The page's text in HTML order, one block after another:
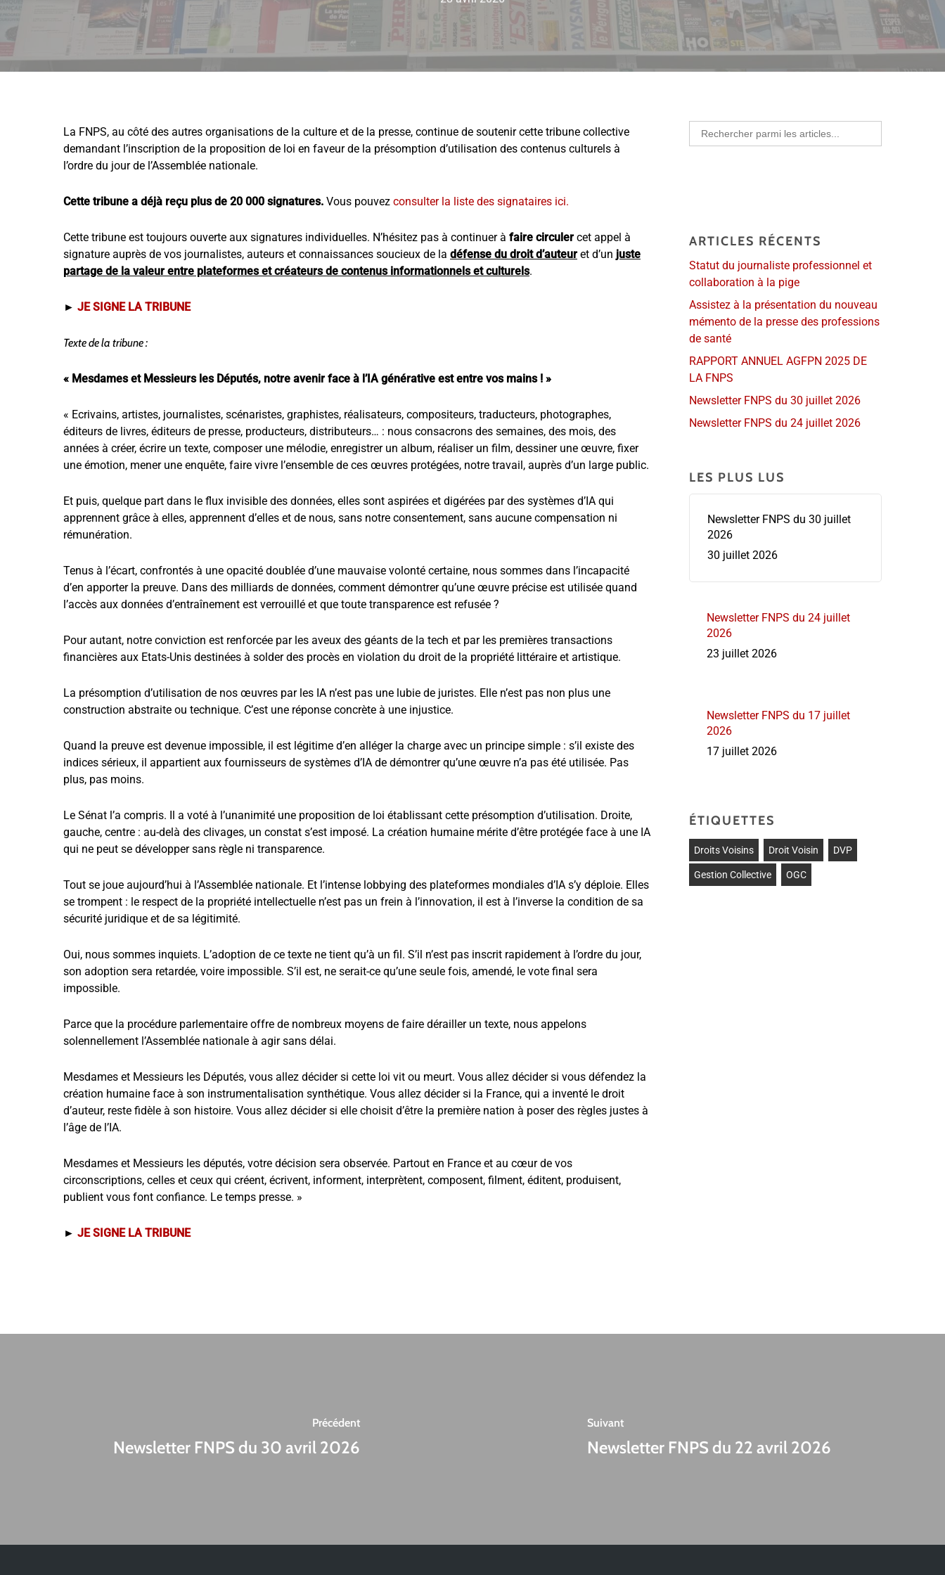
La FNPS, au côté des autres organisations de la culture et de la presse, continue de soutenir cette tribune collective
demandant l’inscription de la proposition de loi en faveur de la présomption d’utilisation des contenus culturels à
l’ordre du jour de l’Assemblée nationale.
Cette tribune a déjà reçu plus de 20 000 signatures. Vous pouvez consulter la liste des signataires ici.
Cette tribune est toujours ouverte aux signatures individuelles. N’hésitez pas à continuer à faire circulercet appel à
signature auprès de vos journalistes, auteurs et connaissances soucieux de la défense du droit d’auteuret d’un juste
partage de la valeur entre plateformes et créateurs de contenus informationnels et culturels.
► JE SIGNE LA TRIBUNE
Texte de la tribune :
« Mesdames et Messieurs les Députés, notre avenir face à l’IA générative est entre vos mains ! »
« Ecrivains, artistes, journalistes, scénaristes, graphistes, réalisateurs, compositeurs, traducteurs, photographes,
éditeurs de livres, éditeurs de presse, producteurs, distributeurs… : nous consacrons des semaines, des mois, des
années à créer, écrire un texte, composer une mélodie, enregistrer un album, réaliser un film, dessiner une œuvre, fixer
une émotion, mener une enquête, faire vivre l’ensemble de ces œuvres protégées, notre travail, auprès d’un large public.
Et puis, quelque part dans le flux invisible des données, elles sont aspirées et digérées par des systèmes d’IA qui
apprennent grâce à elles, apprennent d’elles et de nous, sans notre consentement, sans aucune compensation ni
rémunération.
Tenus à l’écart, confrontés à une opacité doublée d’une mauvaise volonté certaine, nous sommes dans l’incapacité
d’en apporter la preuve. Dans des milliards de données, comment démontrer qu’une œuvre précise est utilisée quand
l’accès aux données d’entraînement est verrouillé et que toute transparence est refusée ?
Pour autant, notre conviction est renforcée par les aveux des géants de la tech et par les premières transactions
financières aux Etats-Unis destinées à solder des procès en violation du droit de la propriété littéraire et artistique.
La présomption d’utilisation de nos œuvres par les IA n’est pas une lubie de juristes. Elle n’est pas non plus une
construction abstraite ou technique. C’est une réponse concrète à une injustice.
Quand la preuve est devenue impossible, il est légitime d’en alléger la charge avec un principe simple : s’il existe des
indices sérieux, il appartient aux fournisseurs de systèmes d’IA de démontrer qu’une œuvre n’a pas été utilisée. Pas
plus, pas moins.
Le Sénat l’a compris. Il a voté à l’unanimité une proposition de loi établissant cette présomption d’utilisation. Droite,
gauche, centre : au-delà des clivages, un constat s’est imposé. La création humaine mérite d’être protégée face à une IA
qui ne peut se développer sans règle ni transparence.
Tout se joue aujourd’hui à l’Assemblée nationale. Et l’intense lobbying des plateformes mondiales d’IA s’y déploie. Elles
se trompent : le respect de la propriété intellectuelle n’est pas un frein à l’innovation, il est à l’inverse la condition de sa
sécurité juridique et de sa légitimité.
Oui, nous sommes inquiets. L’adoption de ce texte ne tient qu’à un fil. S’il n’est pas inscrit rapidement à l’ordre du jour,
son adoption sera retardée, voire impossible. S’il est, ne serait-ce qu’une seule fois, amendé, le vote final sera
impossible.
Parce que la procédure parlementaire offre de nombreux moyens de faire dérailler un texte, nous appelons
solennellement l’Assemblée nationale à agir sans délai.
Mesdames et Messieurs les Députés, vous allez décider si cette loi vit ou meurt. Vous allez décider si vous défendez la
création humaine face à son instrumentalisation synthétique. Vous allez décider si la France, qui a inventé le droit
d’auteur, reste fidèle à son histoire. Vous allez décider si elle choisit d’être la première nation à poser des règles justes à
l’âge de l’IA.
Mesdames et Messieurs les députés, votre décision sera observée. Partout en France et au cœur de vos
circonscriptions, celles et ceux qui créent, écrivent, informent, interprètent, composent, filment, éditent, produisent,
publient vous font confiance. Le temps presse. »
► JE SIGNE LA TRIBUNE
Search
for:
ARTICLES RÉCENTS
Statut du journaliste professionnel et
collaboration à la pige
Assistez à la présentation du nouveau
mémento de la presse des professions
de santé
RAPPORT ANNUEL AGFPN 2025 DE
LA FNPS
Newsletter FNPS du 30 juillet 2026
Newsletter FNPS du 24 juillet 2026
LES PLUS LUS
Newsletter FNPS du 30 juillet
2026
30 juillet 2026
Newsletter FNPS du 24 juillet
2026
23 juillet 2026
Newsletter FNPS du 17 juillet
2026
17 juillet 2026
ÉTIQUETTES
Droits Voisins Droit Voisin DVP
Gestion Collective OGC
Précédent
Newsletter FNPS du 30 avril 2026
Suivant
Newsletter FNPS du 22 avril 2026